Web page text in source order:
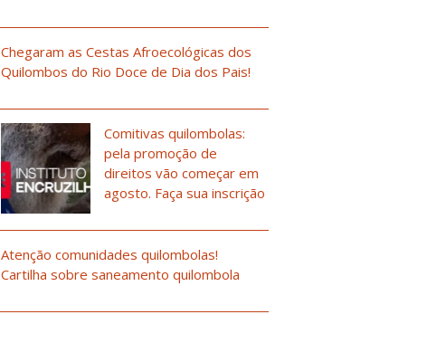
Chegaram as Cestas Afroecológicas dos
Quilombos do Rio Doce de Dia dos Pais!
Comitivas quilombolas:
pela promoção de
direitos vão começar em
agosto. Faça sua inscrição
Atenção comunidades quilombolas!
Cartilha sobre saneamento quilombola